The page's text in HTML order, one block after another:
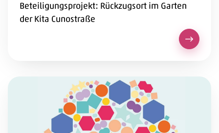
Beteiligungsprojekt: Rückzugsort im Garten
der Kita Cunostraße